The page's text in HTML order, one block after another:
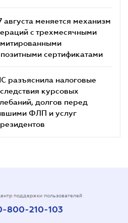
августа меняется механизм
с трехмесячными
сертификатами
разъяснила налоговые
курсовых
долгов перед
ФЛП и услуг
поддержки пользователей
800-210-103